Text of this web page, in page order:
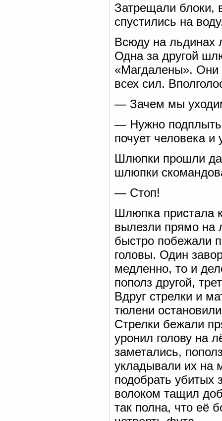
Затрещали блоки,
спустились на
Всюду на льдинах
Одна за другой
«Магдалены». Они
всех сил.
— Зачем мы
— Нужно подплыть
почует человека и
Шлюпки прошли
шлюпки
— Стоп!
Шлюпка пристала
вылезли прямо на
быстро побежали
головы. Один
медленно, то и
пополз другой,
Вдруг стрелки и
тюлени
Стрелки бежали
уронил голову на
заметались,
укладывали их на
подобрать убитых
волоком тащил
так полна, что её